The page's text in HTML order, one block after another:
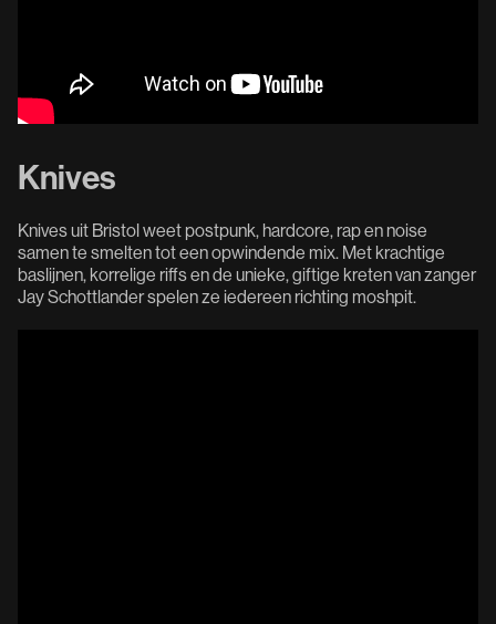
Knives
Knives uit Bristol weet postpunk, hardcore, rap en noise
samen te smelten tot een opwindende mix. Met krachtige
baslijnen, korrelige riffs en de unieke, giftige kreten van zanger
Jay Schottlander spelen ze iedereen richting moshpit.